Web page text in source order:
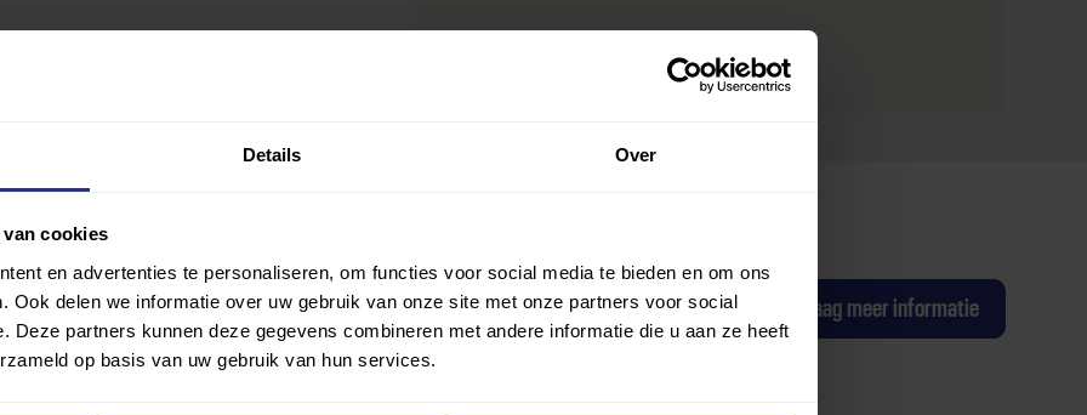
Details Over
cookies
en advertenties te personaliseren, om functies voor social media te bieden en om ons
Ook delen we informatie over uw gebruik van onze site met onze partners voor social
Deze partners kunnen deze gegevens combineren met andere informatie die u aan ze heeft
op basis van uw gebruik van hun services.
Mola Mola
Delen
Klik hier
Ik wil graag een proefles Ik wil graag meer informatie